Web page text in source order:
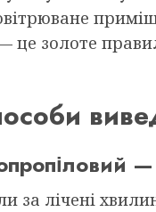
це золоте
за лічені